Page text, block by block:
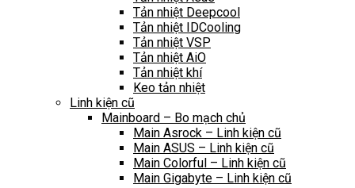
Tản nhiệt Deepcool
Tản nhiệt IDCooling
Tản nhiệt VSP
Tản nhiệt AiO
Tản nhiệt khí
Keo tản nhiệt
Linh kiện cũ
Mainboard – Bo mạch chủ
Main Asrock – Linh kiện cũ
Main ASUS – Linh kiện cũ
Main Colorful – Linh kiện cũ
Main Gigabyte – Linh kiện cũ